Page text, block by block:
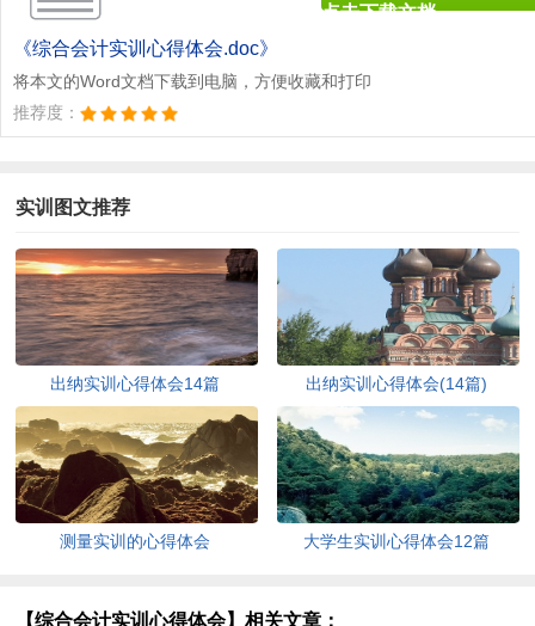
《综合会计实训心得体会.doc》
将本文的Word文档下载到电脑，方便收藏和打印
推荐度：
点击下载文档
实训图文推荐
出纳实训心得体会14篇 出纳实训心得体会(14篇)
测量实训的心得体会 大学生实训心得体会12篇
【综合会计实训心得体会】相关文章：